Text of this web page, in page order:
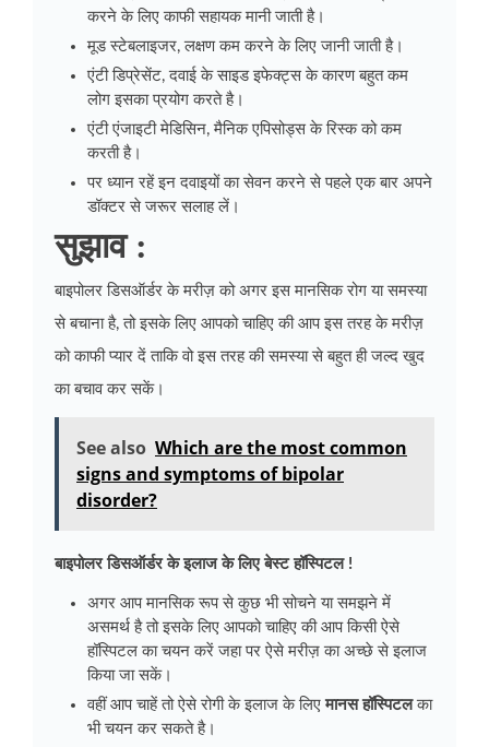
करने के लिए काफी सहायक मानी जाती है।
मूड स्टेबलाइजर, लक्षण कम करने के लिए जानी जाती है।
एंटी डिप्रेसेंट, दवाई के साइड इफेक्ट्स के कारण बहुत कम
लोग इसका प्रयोग करते है।
एंटी एंजाइटी मेडिसिन, मैनिक एपिसोड्स के रिस्क को कम
करती है।
पर ध्यान रहें इन दवाइयों का सेवन करने से पहले एक बार अपने
डॉक्टर से जरूर सलाह लें।
सुझाव :
बाइपोलर डिसऑर्डर के मरीज़ को अगर इस मानसिक रोग या समस्या
से बचाना है, तो इसके लिए आपको चाहिए की आप इस तरह के मरीज़
को काफी प्यार दें ताकि वो इस तरह की समस्या से बहुत ही जल्द खुद
का बचाव कर सकें।
See also Which are the most common
signs and symptoms of bipolar
disorder?
बाइपोलर डिसऑर्डर के इलाज के लिए बेस्ट हॉस्पिटल !
अगर आप मानसिक रूप से कुछ भी सोचने या समझने में
असमर्थ है तो इसके लिए आपको चाहिए की आप किसी ऐसे
हॉस्पिटल का चयन करें जहा पर ऐसे मरीज़ का अच्छे से इलाज
किया जा सकें।
वहीं आप चाहें तो ऐसे रोगी के इलाज के लिए मानस हॉस्पिटलका
भी चयन कर सकते है।